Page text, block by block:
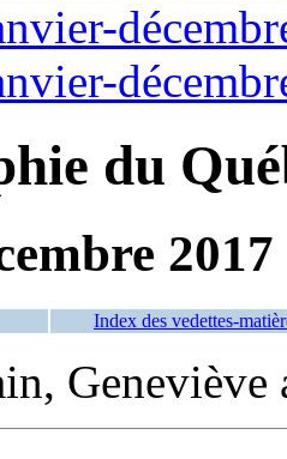
du
2017
Index des vedettes-
Geneviève